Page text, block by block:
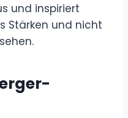
und inspiriert
Stärken und nicht